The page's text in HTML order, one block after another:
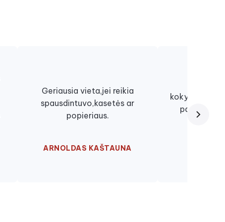
Geriausia vieta,jei reikia
spausdintuvo,kasetės ar
popieriaus.
ARNOLDAS KAŠTAUNA
kokybiškai,